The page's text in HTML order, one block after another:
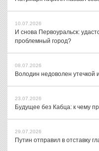
10.07.2026
И снова Первоуральск:
проблемный город?
08.07.2026
Володин недоволен
23.07.2026
Будущее без Кабца: к чему
29.07.2026
Путин отправил в отставку